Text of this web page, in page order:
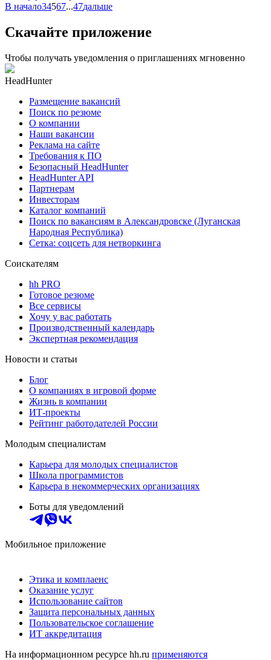
В начало34567...47дальше
Скачайте приложение
Чтобы получать уведомления о приглашениях мгновенно
HeadHunter
Размещение вакансий
Поиск по резюме
О компании
Наши вакансии
Реклама на сайте
Требования к ПО
Безопасный HeadHunter
HeadHunter API
Партнерам
Инвесторам
Каталог компаний
Поиск по вакансиям в Александровске (Луганская
Народная Республика)
Сетка: соцсеть для нетворкинга
Соискателям
hh PRO
Готовое резюме
Все сервисы
Хочу у вас работать
Производственный календарь
Экспертная рекомендация
Новости и статьи
Блог
О компаниях в игровой форме
Жизнь в компании
ИТ-проекты
Рейтинг работодателей России
Молодым специалистам
Карьера для молодых специалистов
Школа программистов
Карьера в некоммерческих организациях
Боты для уведомлений
Мобильное приложение
Этика и комплаенс
Оказание услуг
Использование сайтов
Защита персональных данных
Пользовательское соглашение
ИТ аккредитация
На информационном ресурсе hh.ru применяются